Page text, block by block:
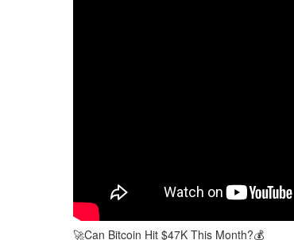
🚀Can Bitcoin Hit $47K This Month?💰